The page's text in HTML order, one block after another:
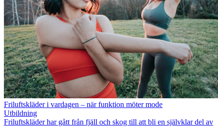
Friluftskläder i vardagen – när funktion möter mode
Utbildning
Friluftskläder har gått från fjäll och skog till att bli en självklar del av